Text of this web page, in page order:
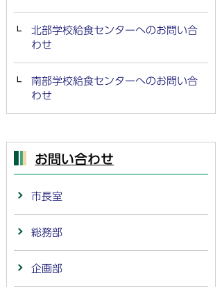
北部学校給食センターへのお問い合
わせ
南部学校給食センターへのお問い合
わせ
お問い合わせ
市長室
総務部
企画部